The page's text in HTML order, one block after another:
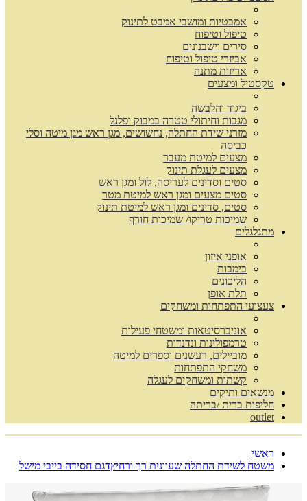
אמבטיות ומושבי אמבט לתינוק
טיפול וטיפוח
סירים וישבנונים
אביזרי טיפול וטיפוח
אריזות מתנה
טקסטיל ומצעים
ביגוד והלבשה
מגבות וחיתולי טטרה במבוק ופלנל
מזרני שידת החתלה, נחשושים, מגן ראש מגן מיטה וסלי
כביסה
מצעים למיטת מעבר
מצעים לעגלת תינוק
סטים וסדינים לעריסה, לול ומגן ראש
סטים מצעים ומגן ראש למיטת מטר
סטים, סדינים ומגן ראש למיטת תינוק
שמיכות טריקו/ שמיכות חורף
מתגלגלים
אופני איזון
בימבות
הליכונים
תלת אופן
צעצועי התפתחות ומשחקים
אוניברסיטאות ומשטחי פעילות
טרמפולינות ונדנדות
מוביילים, רעשנים וספרים למיטה
משחקי התפתחות
קשתות ומשחקים לעגלה
מנשאים ותיקים
חליפות ברית /בריתה
outlet
ראשי
משטח לשידת החתלה שעוונית רך ורחיץדגם חסידה בייבי מישל